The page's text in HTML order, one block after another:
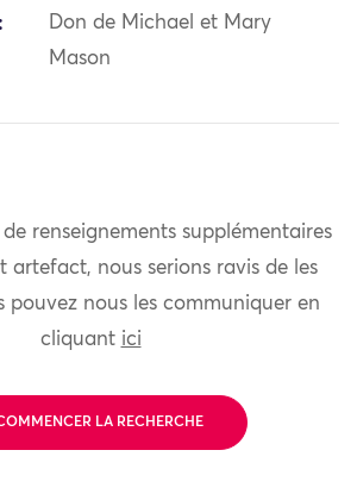
Don de Michael et Mary
Mason
de renseignements supplémentaires
artefact, nous serions ravis de les
pouvez nous les communiquer en
cliquant ici
LA RECHERCHE